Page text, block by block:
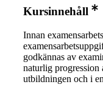
Kursinnehåll
Innan
godkännas av
naturlig progression
utbildningen och i